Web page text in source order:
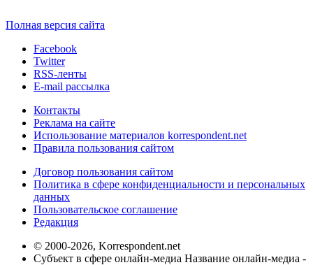
Полная версия сайта
Facebook
Twitter
RSS-ленты
E-mail рассылка
Контакты
Реклама на сайте
Использование материалов korrespondent.net
Правила пользования сайтом
Договор пользования сайтом
Политика в сфере конфиденциальности и персональных
данных
Пользовательское соглашение
Редакция
© 2000-2026, Korrespondent.net
Субъект в сфере онлайн-медиа Название онлайн-медиа -